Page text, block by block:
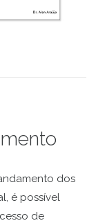
dos
é possível
de